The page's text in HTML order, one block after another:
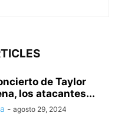
de Taylor
los atacantes...
- agosto 29, 2024